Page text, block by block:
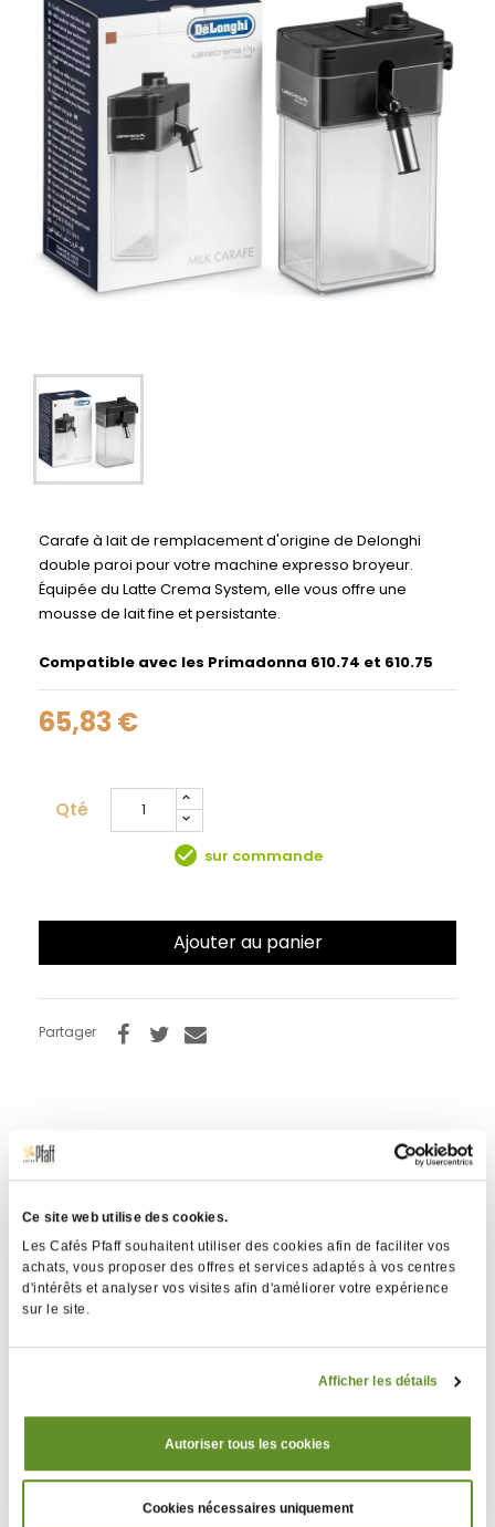
Ce site web utilise des cookies.
Les Cafés Pfaff souhaitent utiliser des cookies afin de faciliter vos
achats, vous proposer des offres et services adaptés à vos centres
d'intérêts et analyser vos visites afin d'améliorer votre expérience
sur le site.
Afficher les détails
Autoriser tous les cookies
Cookies nécessaires uniquement
Carafe à lait de remplacement d'origine de Delonghi
double paroi pour votre machine expresso broyeur.
Équipée du Latte Crema System, elle vous offre une
mousse de lait fine et persistante.
Compatible avec les Primadonna 610.74 et 610.75
65,83 €
Qté
check_circle sur commande
Ajouter au panier
Partager
Description
Utilisez du lait froid pour des résultats optimaux
Option d'auto-nettoyage
Amovible, elle permet d'être placée au réfrigérateur
Détails
techniques